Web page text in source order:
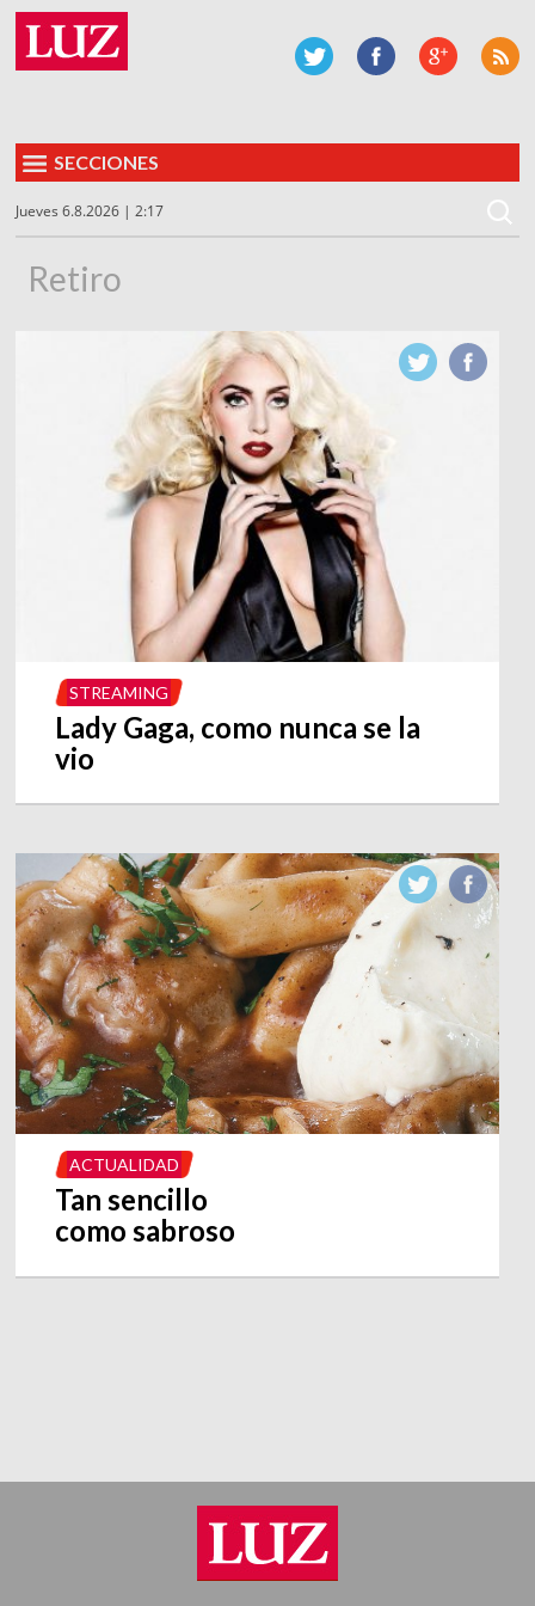
SECCIONES
Jueves 6.8.2026 | 2:17
Retiro
STREAMING
Lady Gaga, como nunca se la
vio
ACTUALIDAD
Tan sencillo
como sabroso